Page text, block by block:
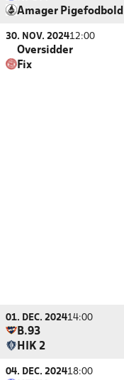
Amager Pigefodbold
30. NOV. 202412:00
Oversidder
Fix
01. DEC. 202414:00
B.93
HIK 2
04. DEC. 202418:00